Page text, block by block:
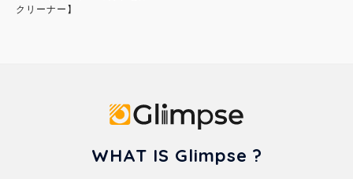
クリーナー】
WHAT IS Glimpse ?